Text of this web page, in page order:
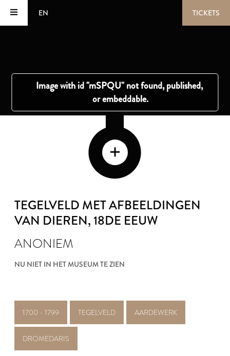
EN TICKETS
TEGELVELD MET AFBEELDINGEN
VAN DIEREN, 18DE EEUW
ANONIEM
NU NIET IN HET MUSEUM TE ZIEN
1700 - 1799 TEGELVELD AARDEWERK
DROMEDARIS